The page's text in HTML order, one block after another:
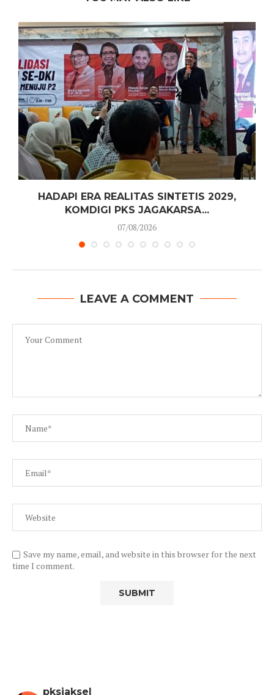
HADAPI ERA REALITAS SINTETIS 2029,
KOMDIGI PKS JAGAKARSA...
07/08/2026
LEAVE A COMMENT
Save my name, email, and website in this browser for the next
time I comment.
pksjaksel